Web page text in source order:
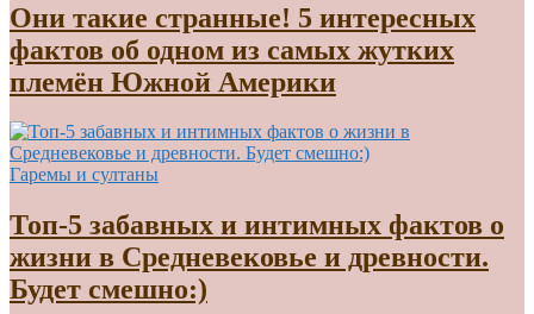
Они такие странные! 5 интересных
фактов об одном из самых жутких
племён Южной Америки
Гаремы и султаны
Топ-5 забавных и интимных фактов о
жизни в Средневековье и древности.
Будет смешно:)